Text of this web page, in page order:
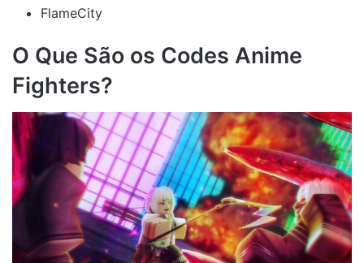
FlameCity
O Que São os Codes Anime
Fighters?